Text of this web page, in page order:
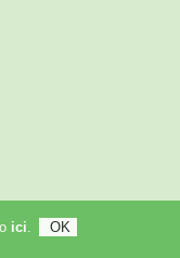
ici.